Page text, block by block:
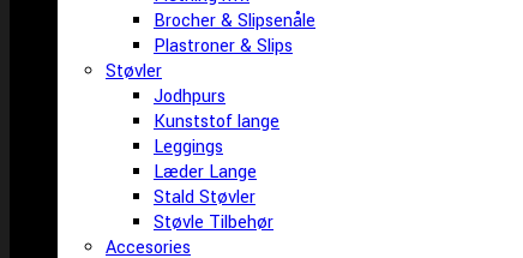
Brocher & Slipsenåle
Plastroner & Slips
Støvler
Jodhpurs
Kunststof lange
Leggings
Læder Lange
Stald Støvler
Støvle Tilbehør
Accesories